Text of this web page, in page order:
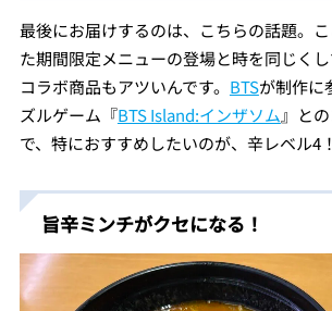
最後にお届けするのは、こちらの話題。
た期間限定メニューの登場と時を同じくし
コラボ商品もアツいんです。 BTSが制作に
ズルゲーム『BTS Island:インザソム』と
で、特におすすめしたいのが、辛レベル4
旨辛ミンチがクセになる！